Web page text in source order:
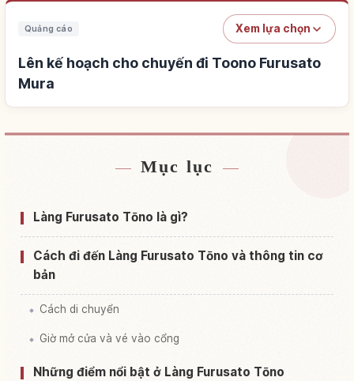
Quảng cáo Xem lựa chọn
Lên kế hoạch cho chuyến đi Toono Furusato
Mura
Tìm chỗ ở gần Toono Furusato Mura
Tìm trải nghiệm tại Toono Furusato Mura
Mục lục
Làng Furusato Tōno là gì?
Cách đi đến Làng Furusato Tōno và thông tin cơ
bản
Cách di chuyển
Giờ mở cửa và vé vào cổng
Những điểm nổi bật ở Làng Furusato Tōno